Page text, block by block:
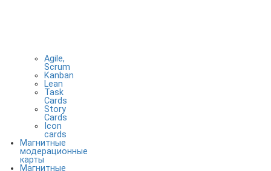
Agile,
Scrum
Kanban
Lean
Task
Cards
Story
Cards
Icon
cards
Магнитные
модерационные
карты
Магнитные